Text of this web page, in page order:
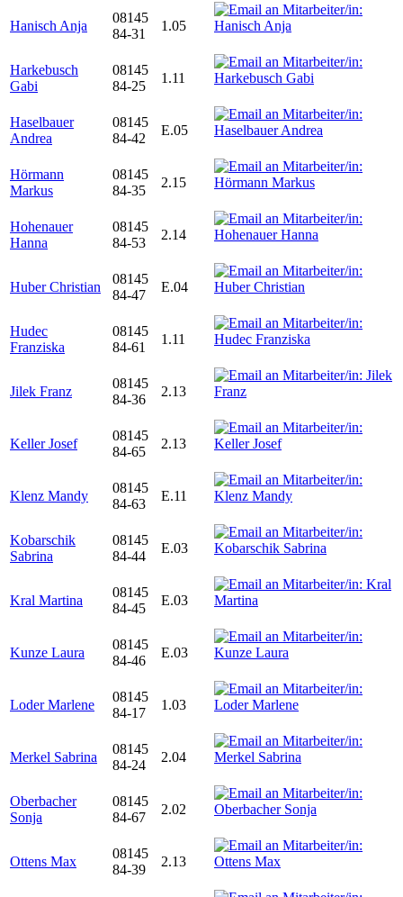
Hanisch Anja
08145
84-31
1.05
Harkebusch
Gabi
08145
84-25
1.11
Haselbauer
Andrea
08145
84-42
E.05
Hörmann
Markus
08145
84-35
2.15
Hohenauer
Hanna
08145
84-53
2.14
Huber Christian
08145
84-47
E.04
Hudec
Franziska
08145
84-61
1.11
Jilek Franz
08145
84-36
2.13
Keller Josef
08145
84-65
2.13
Klenz Mandy
08145
84-63
E.11
Kobarschik
Sabrina
08145
84-44
E.03
Kral Martina
08145
84-45
E.03
Kunze Laura
08145
84-46
E.03
Loder Marlene
08145
84-17
1.03
Merkel Sabrina
08145
84-24
2.04
Oberbacher
Sonja
08145
84-67
2.02
Ottens Max
08145
84-39
2.13